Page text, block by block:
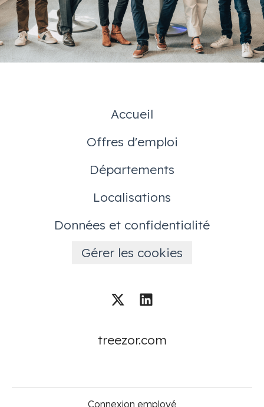
Accueil
Offres d'emploi
Départements
Localisations
Données et confidentialité
Gérer les cookies
treezor.com
Connexion employé